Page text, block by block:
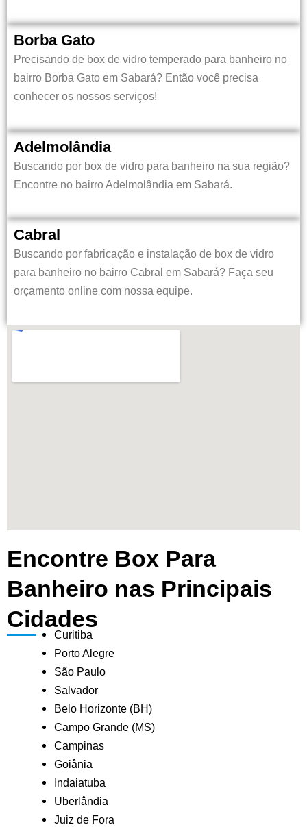
Borba Gato
Precisando de box de vidro temperado para banheiro no
bairro Borba Gato em Sabará? Então você precisa
conhecer os nossos serviços!
Adelmolândia
Buscando por box de vidro para banheiro na sua região?
Encontre no bairro Adelmolândia em Sabará.
Cabral
Buscando por fabricação e instalação de box de vidro
para banheiro no bairro Cabral em Sabará? Faça seu
orçamento online com nossa equipe.
Encontre Box Para
Banheiro nas Principais
Cidades
Curitiba
Porto Alegre
São Paulo
Salvador
Belo Horizonte (BH)
Campo Grande (MS)
Campinas
Goiânia
Indaiatuba
Uberlândia
Juiz de Fora